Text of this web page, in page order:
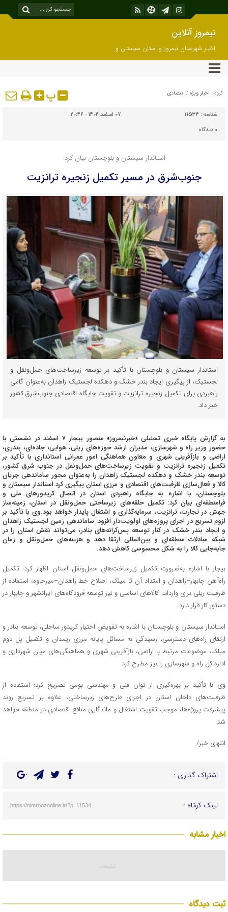
نیمروز آنلاین
اخبار شهرستان نیمروز و استان سیستان و
بلوچستان
گروه : اخبار ویژه / اقتصادی پ
شناسه : 11534
۰۷ اسفند ۱۴۰۴ - ۲۰:۴۶
۰ دیدگاه
استاندار سیستان و بلوچستان بیان کرد:
جنوب‌شرق در مسیر تکمیل زنجیره ترانزیت
استاندار سیستان و بلوچستان با تأکید بر توسعه زیرساخت‌های حمل‌ونقل و
لجستیک، از پیگیری ایجاد بندر خشک و دهکده لجستیک زاهدان به‌عنوان گامی
راهبردی برای تکمیل زنجیره ترانزیت و تقویت جایگاه اقتصادی جنوب‌شرق کشور
خبر داد.
به گزارش پایگاه خبری تحلیلی «خبرنیمروز» منصور بیجار ۷ اسفند در نشستی با
حضور وزیر راه و شهرسازی، مدیران ارشد حوزه‌های ریلی، هوایی، جاده‌ای، بندری،
اراضی و بازآفرینی شهری و معاون هماهنگی امور عمرانی استانداری با تأکید بر
تکمیل زنجیره ترانزیت و تقویت زیرساخت‌های حمل‌ونقل در جنوب شرق کشور،
توسعه بندر خشک و دهکده لجستیک زاهدان را به‌عنوان محور ساماندهی جریان
کالا و فعال‌سازی ظرفیت‌های اقتصادی و مرزی استان پیگیری کرد.استاندار سیستان و
بلوچستان، با اشاره به جایگاه راهبردی استان در اتصال کریدورهای ملی و
فرامنطقه‌ای بیان کرد: تکمیل حلقه‌های زیرساختی حمل‌ونقل در استان، زمینه‌ساز
جهش در تجارت، ترانزیت، سرمایه‌گذاری و اشتغال پایدار خواهد بود.وی با تأکید بر
لزوم تسریع در اجرای پروژه‌های اولویت‌دار افزود: ساماندهی زمین لجستیک زاهدان
و ایجاد بندر خشک در کنار توسعه پس‌کرانه‌های بنادر، می‌تواند نقش استان را در
شبکه مبادلات منطقه‌ای و بین‌المللی ارتقا دهد و هزینه‌های حمل‌ونقل و زمان
جابه‌جایی کالا را به شکل محسوسی کاهش دهد.
بیجار با اشاره به‌ضرورت تکمیل زیرساخت‌های حمل‌ونقل استان اظهار کرد: تکمیل
راه‌آهن چابهار–زاهدان و امتداد آن تا میلک، اصلاح خط زاهدان–میرجاوه، استفاده از
ظرفیت ریلی برای واردات کالاهای اساسی و نیز توسعه فرودگاه‌های ایرانشهر و چابهار در
دستور کار قرار دارد.
استاندار سیستان و بلوچستان با اشاره به تفویض اختیار کریدور ساحلی، توسعه بنادر و
ارتقای راه‌های دسترسی، رسیدگی به مسائل پایانه مرزی ریمدان و تکمیل پل دوم
میلک، موضوعات مرتبط با اراضی، بازآفرینی شهری و هماهنگی‌های میان شهرداری و
اداره کل راه و شهرسازی را نیز مطرح کرد.
وی با تأکید بر بهره‌گیری از توان فنی و مهندسی بومی تصریح کرد: استفاده از
ظرفیت‌های داخلی استان در اجرای طرح‌های زیرساختی، علاوه بر تسریع روند
پیشرفت پروژه‌ها، موجب تقویت اشتغال و ماندگاری منافع اقتصادی در منطقه خواهد
شد.
انتهای خبر/
اشتراک گذاری :
لینک کوتاه : https://nimroozonline.ir/?p=11534
اخبار مشابه
ثبت دیدگاه